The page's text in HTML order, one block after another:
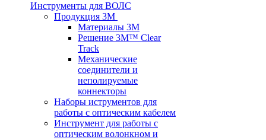
Инструменты для ВОЛС
Продукция 3M
Материалы 3М
Решение 3M™ Clear
Track
Механические
соединители и
неполируемые
коннекторы
Наборы иструментов для
работы с оптическим кабелем
Инструмент для работы с
оптическим волонкном и